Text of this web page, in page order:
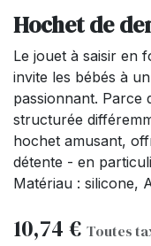
Hochet de
Le jouet à saisir en
invite les bébés à
passionnant. Parce
structurée
hochet amusant,
détente - en
Matériau : silicone,
10,74 € Toutes